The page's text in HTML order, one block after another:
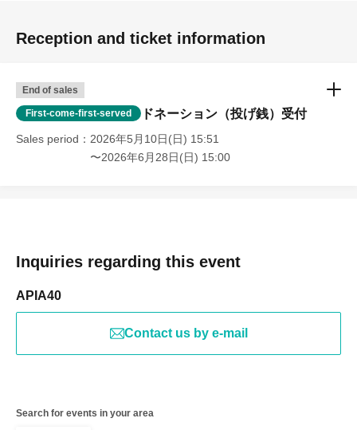
Reception and ticket information
End of sales
First-come-first-served ドネーション（投げ銭）受付
Sales period
2026年5月10日(日) 15:51
〜2026年6月28日(日) 15:00
Inquiries regarding this event
APIA40
Contact us by e-mail
Search for events in your area